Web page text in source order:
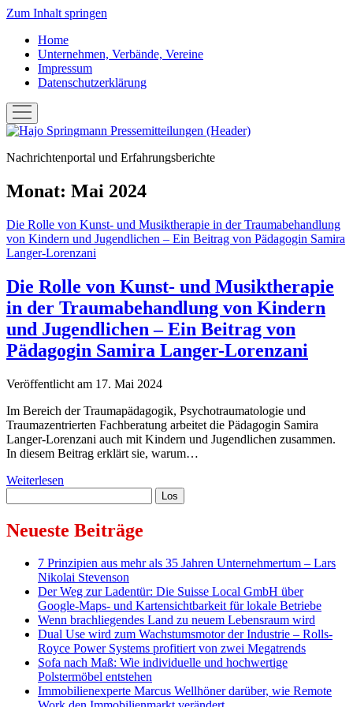
Zum Inhalt springen
Home
Unternehmen, Verbände, Vereine
Impressum
Datenschutzerklärung
Menü
öffnen
Hans-
"Hajo"
Pressemitteilungen
Nachrichtenportal und Erfahrungsberichte
Monat: Mai 2024
Die Rolle von Kunst- und Musiktherapie in der Traumabehandlung
von Kindern und Jugendlichen – Ein Beitrag von Pädagogin Samira
Langer-Lorenzani
Die Rolle von Kunst- und Musiktherapie
in der Traumabehandlung von Kindern
und Jugendlichen – Ein Beitrag von
Pädagogin Samira Langer-Lorenzani
Veröffentlicht am 17. Mai 2024
Im Bereich der Traumapädagogik, Psychotraumatologie und
Traumazentrierten Fachberatung arbeitet die Pädagogin Samira
Langer-Lorenzani auch mit Kindern und Jugendlichen zusammen.
In diesem Beitrag erklärt sie, warum…
Weiterlesen
von
Kunst-
und
in
der
Traumabehandlung
von
Kindern
und
Jugendlichen
–
Ein
Beitrag
Neueste Beiträge
7 Prinzipien aus mehr als 35 Jahren Unternehmertum – Lars
Nikolai Stevenson
Der Weg zur Ladentür: Die Suisse Local GmbH über
Google-Maps- und Kartensichtbarkeit für lokale Betriebe
Wenn brachliegendes Land zu neuem Lebensraum wird
Dual Use wird zum Wachstumsmotor der Industrie – Rolls-
Royce Power Systems profitiert von zwei Megatrends
Sofa nach Maß: Wie individuelle und hochwertige
Polstermöbel entstehen
Immobilienexperte Marcus Wellhöner darüber, wie Remote